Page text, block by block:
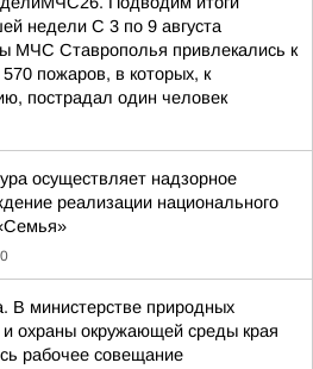
недели С 3 по 9 августа
МЧС Ставрополья привлекались к
пожаров, в которых, к
пострадал один человек
осуществляет надзорное
реализации национального
В министерстве природных
и охраны окружающей среды края
рабочее совещание